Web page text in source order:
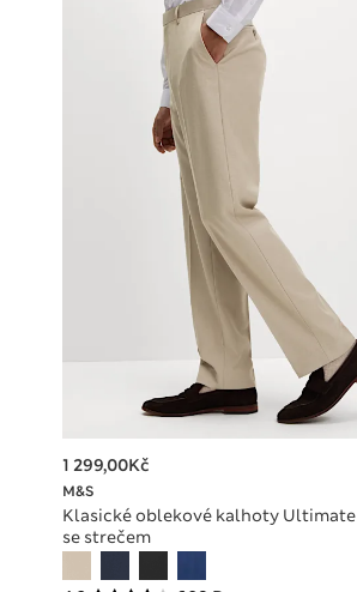
M&S
Klasické oblekové kalhoty Ultimate
se strečem
1 299,00Kč